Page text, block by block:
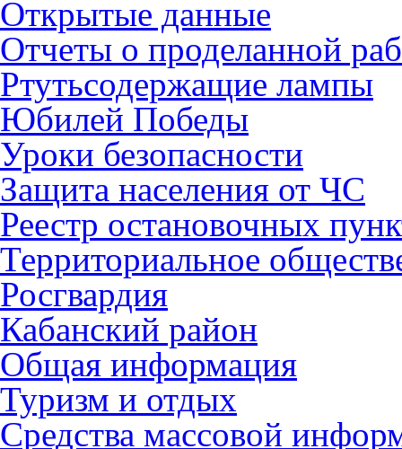
Открытые данные
Отчеты о проделанной
Ртутьсодержащие лампы
Юбилей Победы
Уроки безопасности
Защита населения от ЧС
Реестр остановочных
Территориальное
Росгвардия
Кабанский район
Общая информация
Туризм и отдых
Средства массовой